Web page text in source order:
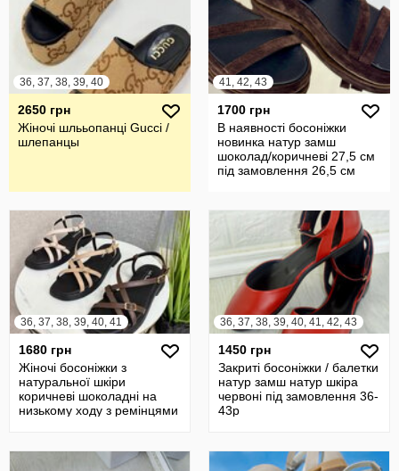
36, 37, 38, 39, 40
2650 грн
Жіночі шлььопанці Gucci /
шлепанцы
41, 42, 43
1700 грн
В наявності босоніжки
новинка натур замш
шоколад/коричневі 27,5 см
під замовлення 26,5 см
36, 37, 38, 39, 40, 41
1680 грн
Жіночі босоніжки з
натуральної шкіри
коричневі шоколадні на
низькому ходу з ремінцями
36, 37, 38, 39, 40, 41, 42, 43
1450 грн
Закриті босоніжки / балетки
натур замш натур шкіра
червоні під замовлення 36-
43р